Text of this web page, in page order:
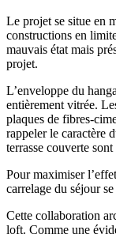
Le projet se situe en
constructions en
mauvais état mais
projet.
L’enveloppe du
entièrement vitrée.
plaques de fibres-
rappeler le caractère
terrasse couverte
Pour maximiser
carrelage du séjour
Cette collaboration
loft. Comme une